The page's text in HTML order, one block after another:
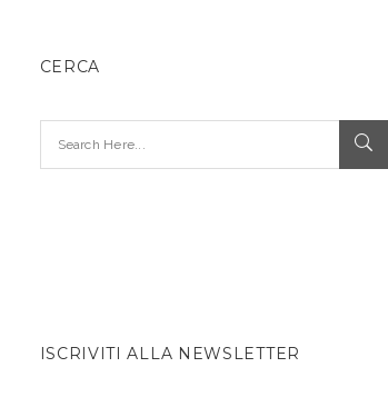
CERCA
ISCRIVITI ALLA NEWSLETTER